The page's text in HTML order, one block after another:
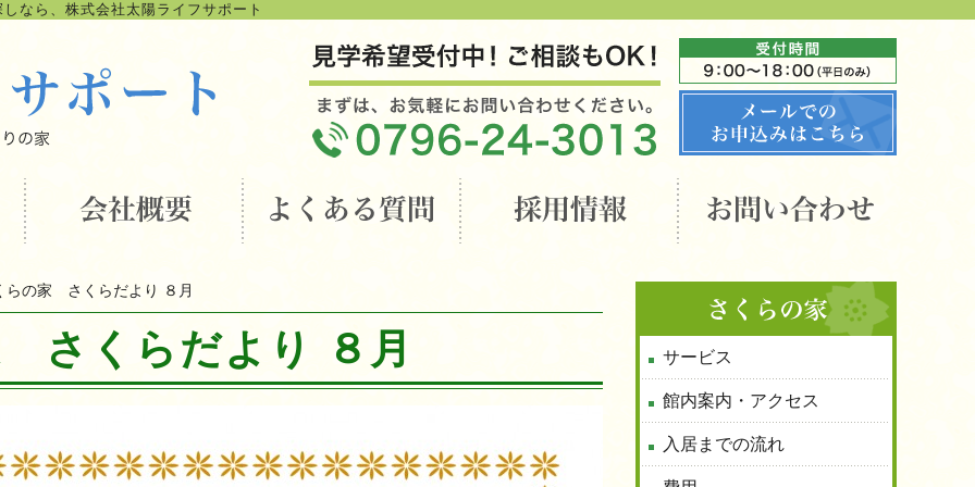
なら、株式会社太陽ライフサポート
らの家 さくらだより ８月
さくらだより ８月 サービス
館内案内・アクセス
入居までの流れ